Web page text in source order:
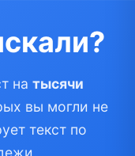
на тысячи
вы могли не
текст по